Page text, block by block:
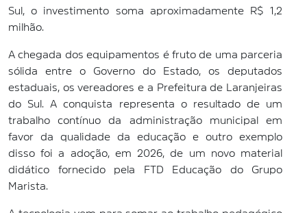
Sul, o investimento soma aproximadamente R$ 1,2
milhão.
A chegada dos equipamentos é fruto de uma parceria
sólida entre o Governo do Estado, os deputados
estaduais, os vereadores e a Prefeitura de Laranjeiras
do Sul. A conquista representa o resultado de um
trabalho contínuo da administração municipal em
favor da qualidade da educação e outro exemplo
disso foi a adoção, em 2026, de um novo material
didático fornecido pela FTD Educação do Grupo
Marista.